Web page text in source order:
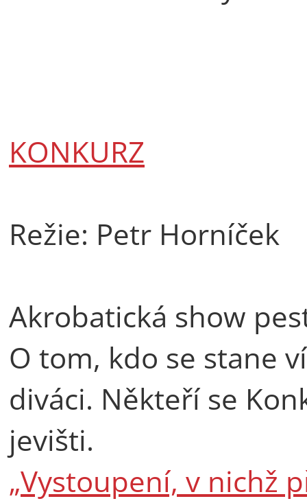
KONKURZ
Režie: Petr Horníček
Akrobatická show
O tom, kdo se stane
diváci. Někteří se
jevišti.
„Vystoupení, v nichž